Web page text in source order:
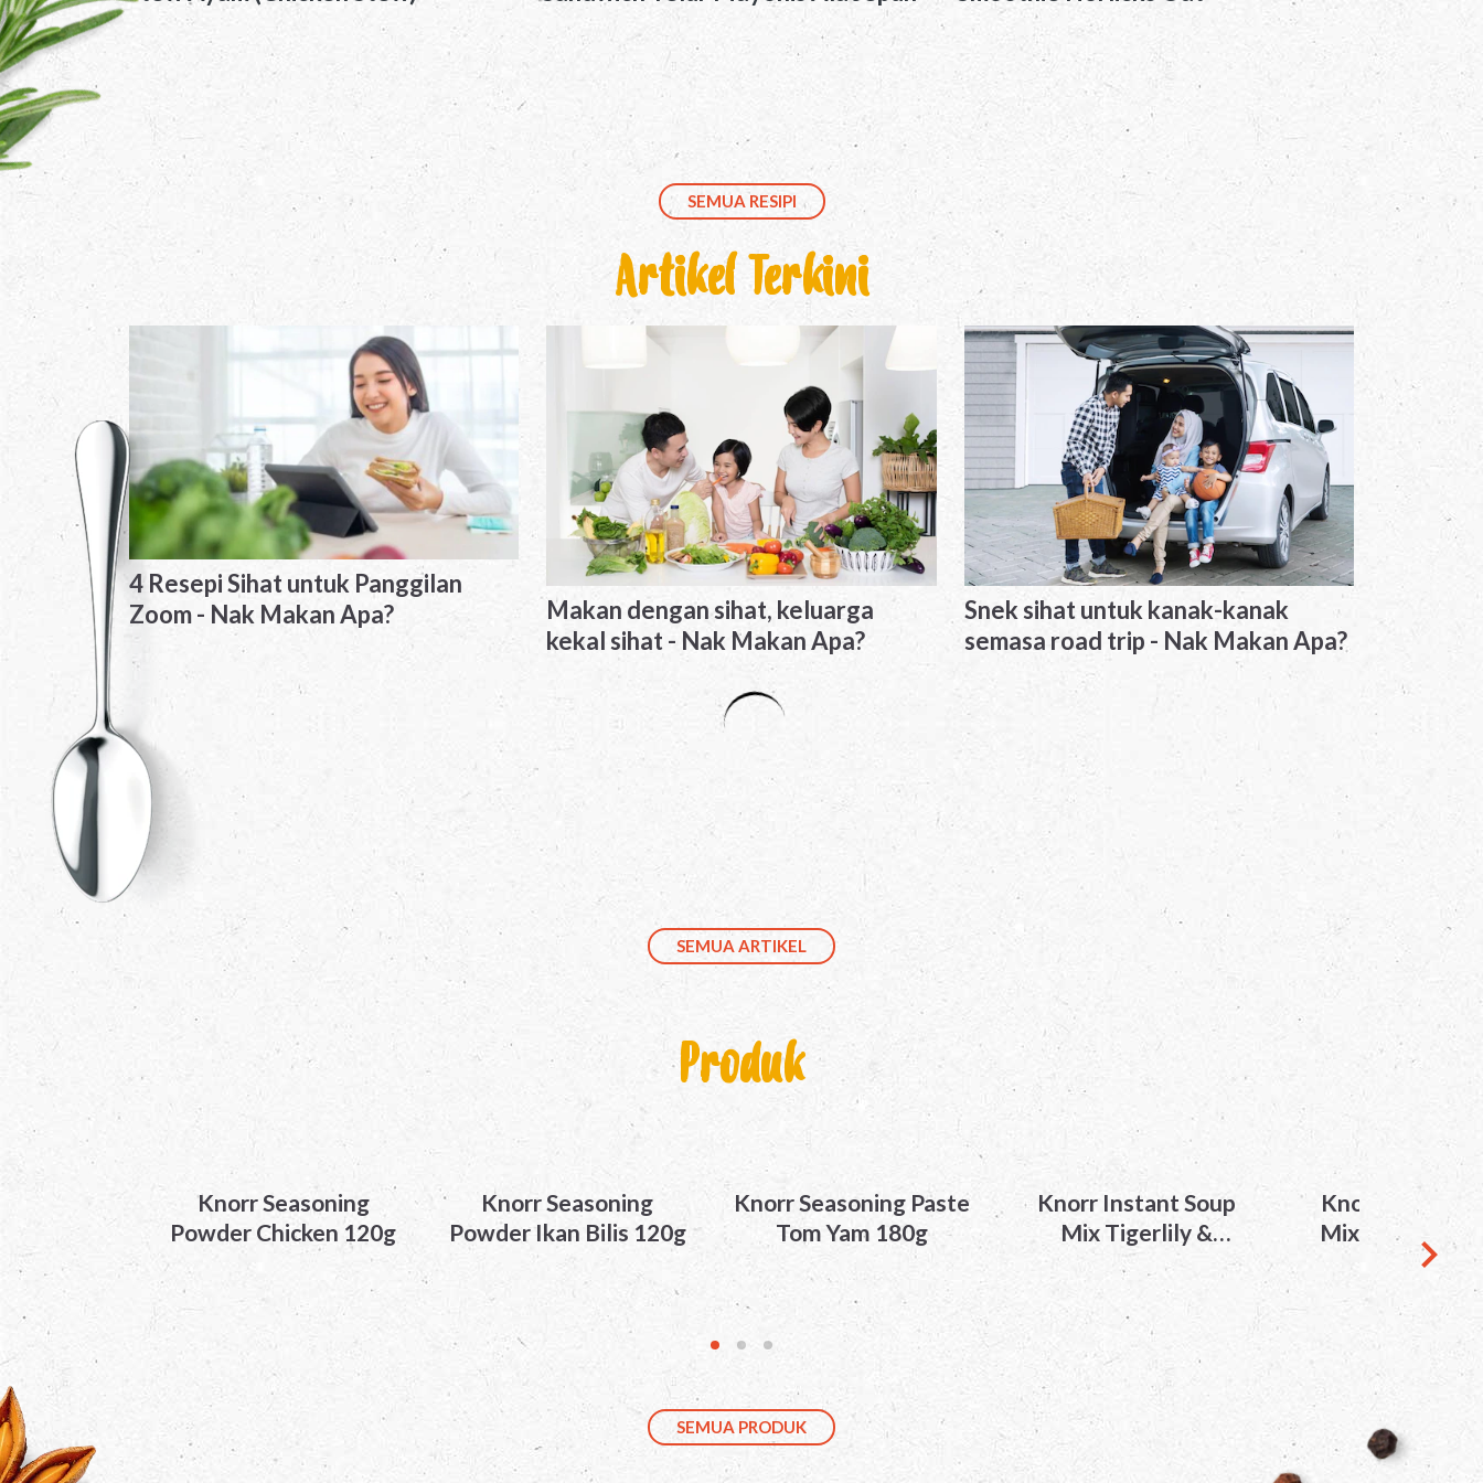
SEMUA RESIPI
Artikel Terkini
4 Resepi Sihat untuk Panggilan
Zoom - Nak Makan Apa?
Makan dengan sihat, keluarga
kekal sihat - Nak Makan Apa?
Snek sihat untuk kanak-kanak
semasa road trip - Nak Makan Apa?
SEMUA ARTIKEL
Produk
Knorr Seasoning
Powder Chicken 120g
Knorr Seasoning
Powder Ikan Bilis 120g
Knorr Seasoning Paste
Tom Yam 180g
Knorr Instant Soup
Mix Tigerlily &
Mushroom 43g
Knorr Instant
Mix Hot & Sour
SEMUA PRODUK